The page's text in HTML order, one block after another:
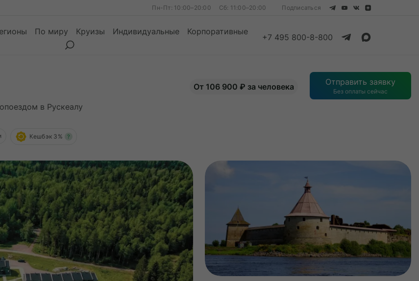
Пн-Пт: 10:00–20:00 Сб: 11:00–20:00 Подписаться
Смотреть все
По миру Круизы Индивидуальные Корпоративные
+7 495 800-8-800
Смотреть все
От 106 900 ₽ за человека Отправить заявку
Без оплаты сейчас
в Рускеалу
Кешбэк 3% ?